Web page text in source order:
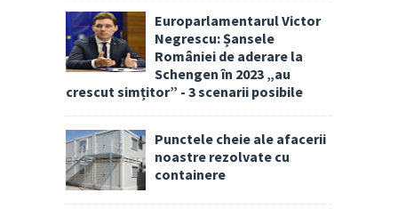
Europarlamentarul Victor
Negrescu: Șansele
României de aderare la
Schengen în 2023 „au
crescut simțitor” - 3 scenarii posibile
Punctele cheie ale afacerii
noastre rezolvate cu
containere